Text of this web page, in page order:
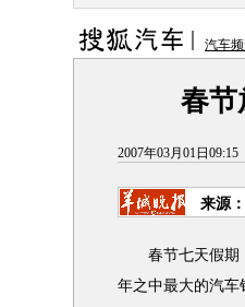
汽车
春节
2007年03月01日09:15
来源
春节七天假期，
年之中最大的汽车